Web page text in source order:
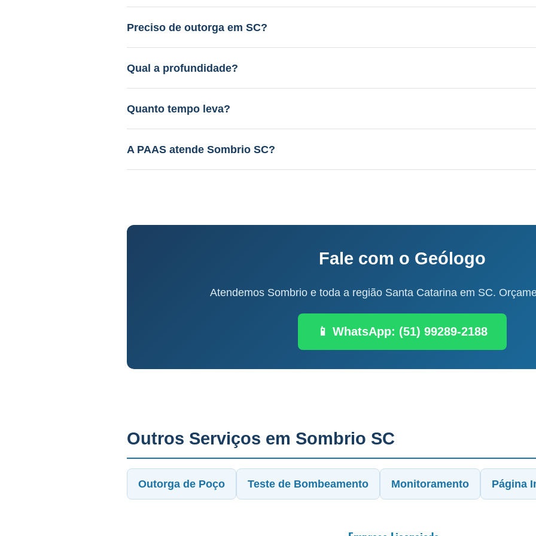
Entre R$ 12.000 a R$ 45.000. Aquífero variável conforme a geologia local,
gratuito.
Preciso de outorga em SC?
Sim. A PAAS cuida de todo o licenciamento junto ao IMA-SC.
Qual a profundidade?
40 a 150m em aquífero variável conforme a geologia local, vazão de 3 a 30 m³/h.
Quanto tempo leva?
Perfuração: 3-15 dias. Processo completo: 60-120 dias.
A PAAS atende Sombrio SC?
Sim! Desde 1985, com geólogo e equipe própria.
Fale com o Geólogo
Atendemos Sombrio e toda a região Santa Catarina em SC.
📱 WhatsApp: (51) 99289-2188
Outros Serviços em Sombrio SC
Outorga de Poço Teste de Bombeamento Monitoramento Página